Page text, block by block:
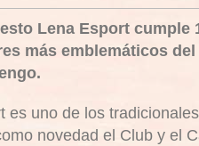
Lena Esport cumple
más emblemáticos
es uno de los
novedad el Club y el